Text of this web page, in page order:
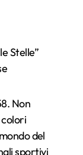
Stelle”
Non
del
sportivi